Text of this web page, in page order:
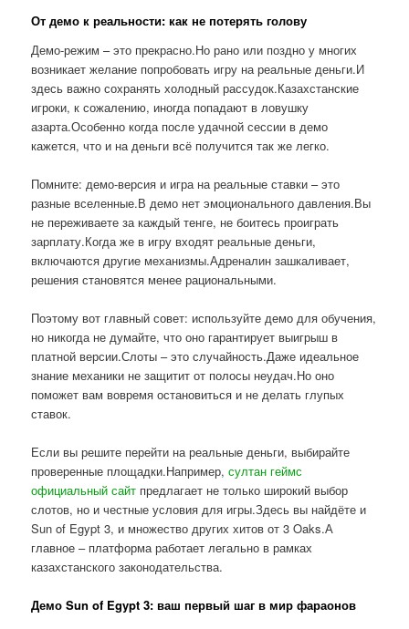
От демо к реальности: как не потерять голову
Демо-режим – это прекрасно.Но рано или поздно у многих
возникает желание попробовать игру на реальные деньги.И
здесь важно сохранять холодный рассудок.Казахстанские
игроки, к сожалению, иногда попадают в ловушку
азарта.Особенно когда после удачной сессии в демо
кажется, что и на деньги всё получится так же легко.
Помните: демо-версия и игра на реальные ставки – это
разные вселенные.В демо нет эмоционального давления.Вы
не переживаете за каждый тенге, не боитесь проиграть
зарплату.Когда же в игру входят реальные деньги,
включаются другие механизмы.Адреналин зашкаливает,
решения становятся менее рациональными.
Поэтому вот главный совет: используйте демо для обучения,
но никогда не думайте, что оно гарантирует выигрыш в
платной версии.Слоты – это случайность.Даже идеальное
знание механики не защитит от полосы неудач.Но оно
поможет вам вовремя остановиться и не делать глупых
ставок.
Если вы решите перейти на реальные деньги, выбирайте
проверенные площадки.Например,султан геймс
официальный сайт предлагает не только широкий выбор
слотов, но и честные условия для игры.Здесь вы найдёте и
Sun of Egypt 3, и множество других хитов от 3 Oaks.А
главное – платформа работает легально в рамках
казахстанского законодательства.
Демо Sun of Egypt 3: ваш первый шаг в мир фараонов